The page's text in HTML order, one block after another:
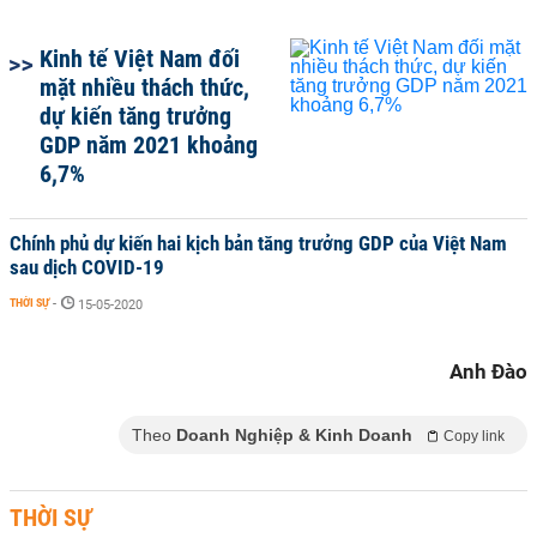
Kinh tế Việt Nam đối
mặt nhiều thách thức,
dự kiến tăng trưởng
GDP năm 2021 khoảng
6,7%
Chính phủ dự kiến hai kịch bản tăng trưởng GDP của Việt Nam
sau dịch COVID-19
THỜI SỰ - 15-05-2020
Anh Đào
Theo Doanh Nghiệp & Kinh Doanh Copy link
THỜI SỰ